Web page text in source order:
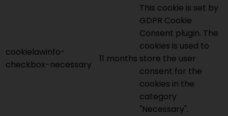
cookielawinfo-
checkbox-necessary
11 months
This cookie is set by
GDPR Cookie
Consent plugin. The
cookies is used to
store the user
consent for the
cookies in the
category
"Necessary".